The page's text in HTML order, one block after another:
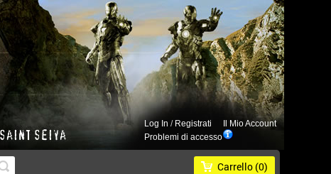
Log In / Registrati
Il Mio Account
Problemi di accesso
Carrello (0)